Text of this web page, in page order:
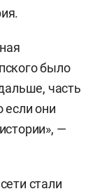
было
часть
они
—
стали